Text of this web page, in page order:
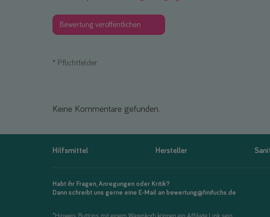
* Pflichtfelder
Keine Kommentare gefunden.
Hilfsmittel Hersteller
Habt ihr Fragen, Anregungen oder Kritik?
Dann schreibt uns gerne eine E-Mail an bewertung@finifuchs.de